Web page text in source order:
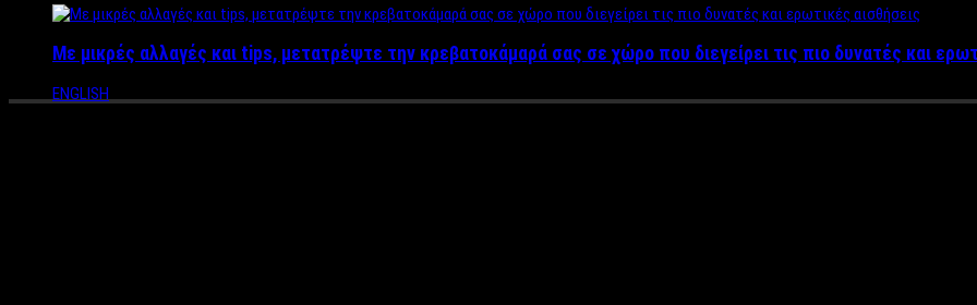
Με μικρές αλλαγές και tips, μετατρέψτε την κρεβατοκάμαρά σας σε χώρο που διεγείρει τις πιο δυνατές και
ENGLISH